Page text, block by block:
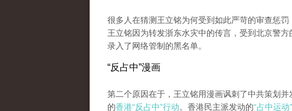
很多人在猜测王立铭为何受到如此严苛的审查惩
王立铭因为转发浙东水灾中的传言，受到北京警
录入了网络管制的黑名单。
“反占中”漫画
第二个原因在于，王立铭用漫画讽刺了中共策划并
的香港“反占中”行动。香港民主派发动的“占中运动”